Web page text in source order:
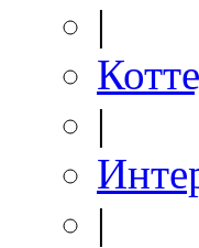
|
|
|